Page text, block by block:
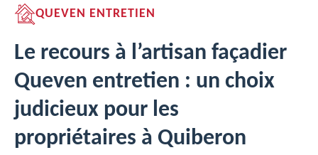
QUEVEN ENTRETIEN
Le recours à l’artisan façadier
Queven entretien : un choix
judicieux pour les
propriétaires à Quiberon